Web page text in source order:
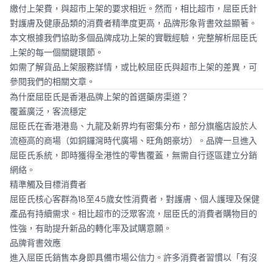
繳付上架費，與超市上架的要求相近。然而，相比超市，屈臣氏針
對護膚及健康品類的消費者精準度更高，品牌形象背書效益顯著。
本文根據我們協助多個品牌成功上架的實戰經驗，完整解析屈臣氏
上架的每一個關鍵環節。
如需了解貨品上架服務詳情，或比較屈臣氏與超市上架的差異，可
參閱我們的相關文章。
為什麼屈臣氏是香港品牌上架的首選藥房渠道？
覆蓋廣泛，客流穩定
屈臣氏在香港港島、九龍及新界均有密集分布，部分旗艦店設於人
流極高的商場（如銅鑼灣時代廣場、旺角朗豪坊）。品牌一旦進入
屈臣氏系統，即時獲得全港性的零售覆蓋，無需自行逐區建立分銷
網絡。
精準觸及目標消費者
屈臣氏核心客群為18至45歲女性消費者，對護膚、個人護理及保健
產品有持續需求。相比超市的泛眾客流，屈臣氏的消費者購物目的
性強，有助提升新品的轉化率及試購意願。
品牌背書效應
進入屈臣氏銷售本身即具備市場公信力。許多消費者習慣以「有沒